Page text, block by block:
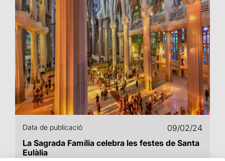
Data de publicació
09/02/24
La Sagrada Família celebra les festes de Santa
Eulàlia